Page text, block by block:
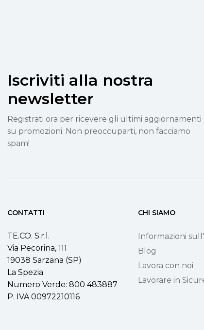
Iscriviti alla nostra
newsletter
Registrati ora per ricevere gli ultimi aggiornamenti
su promozioni. Non preoccuparti, non facciamo
spam!
CONTATTI
TE.CO. S.r.l.
Via Pecorina, 111
19038 Sarzana (SP)
La Spezia
Numero Verde: 800 483887
P. IVA 00972210116
CHI SIAMO
Informazioni
Blog
Lavora con noi
Lavorare in